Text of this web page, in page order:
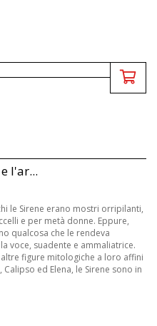
l'ar...
le Sirene erano mostri orripilanti,
e per metà donne. Eppure,
qualcosa che le rendeva
voce, suadente e ammaliatrice.
figure mitologiche a loro affini
Calipso ed Elena, le Sirene sono in